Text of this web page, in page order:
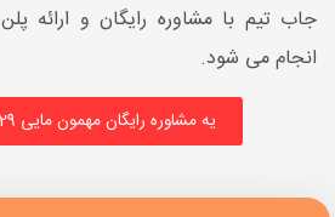
جاب تیم با مشاوره رایگان و ارائه
انجام می شود.
یه مشاوره رایگان مهمون مایی 09357669329